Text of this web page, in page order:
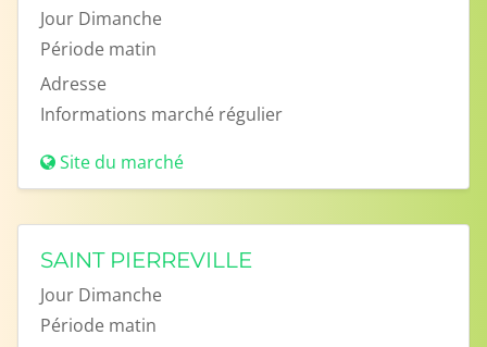
Jour Dimanche
Période matin
Adresse
Informations marché régulier
Site du marché
SAINT PIERREVILLE
Jour Dimanche
Période matin